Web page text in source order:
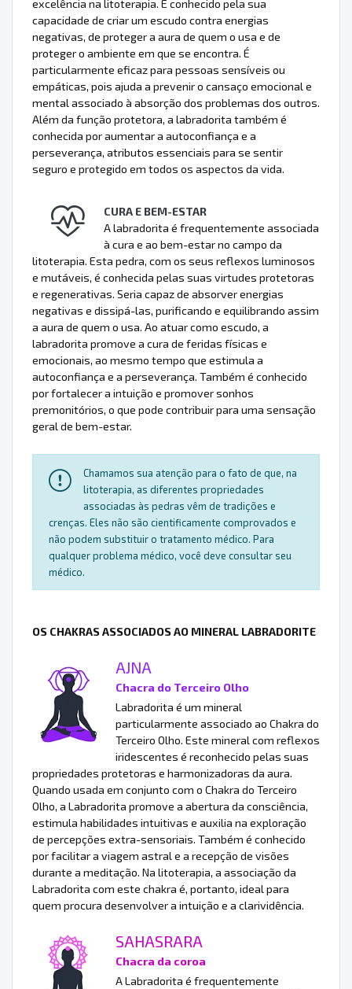
excelência na litoterapia. É conhecido pela sua
capacidade de criar um escudo contra energias
negativas, de proteger a aura de quem o usa e de
proteger o ambiente em que se encontra. É
particularmente eficaz para pessoas sensíveis ou
empáticas, pois ajuda a prevenir o cansaço emocional e
mental associado à absorção dos problemas dos outros.
Além da função protetora, a labradorita também é
conhecida por aumentar a autoconfiança e a
perseverança, atributos essenciais para se sentir
seguro e protegido em todos os aspectos da vida.
CURA E BEM-ESTAR
A labradorita é frequentemente associada
à cura e ao bem-estar no campo da
litoterapia. Esta pedra, com os seus reflexos luminosos
e mutáveis, é conhecida pelas suas virtudes protetoras
e regenerativas. Seria capaz de absorver energias
negativas e dissipá-las, purificando e equilibrando assim
a aura de quem o usa. Ao atuar como escudo, a
labradorita promove a cura de feridas físicas e
emocionais, ao mesmo tempo que estimula a
autoconfiança e a perseverança. Também é conhecido
por fortalecer a intuição e promover sonhos
premonitórios, o que pode contribuir para uma sensação
geral de bem-estar.
Chamamos sua atenção para o fato de que, na
litoterapia, as diferentes propriedades
associadas às pedras vêm de tradições e
crenças. Eles não são cientificamente comprovados e
não podem substituir o tratamento médico. Para
qualquer problema médico, você deve consultar seu
médico.
OS CHAKRAS ASSOCIADOS AO MINERAL LABRADORITE
AJNA
Chacra do Terceiro Olho
Labradorita é um mineral
particularmente associado ao Chakra do
Terceiro Olho. Este mineral com reflexos
iridescentes é reconhecido pelas suas
propriedades protetoras e harmonizadoras da aura.
Quando usada em conjunto com o Chakra do Terceiro
Olho, a Labradorita promove a abertura da consciência,
estimula habilidades intuitivas e auxilia na exploração
de percepções extra-sensoriais. Também é conhecido
por facilitar a viagem astral e a recepção de visões
durante a meditação. Na litoterapia, a associação da
Labradorita com este chakra é, portanto, ideal para
quem procura desenvolver a intuição e a clarividência.
SAHASRARA
Chacra da coroa
A Labradorita é frequentemente